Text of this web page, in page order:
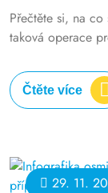
Přečtěte si, na
taková operace
Čtěte více
29. 11.